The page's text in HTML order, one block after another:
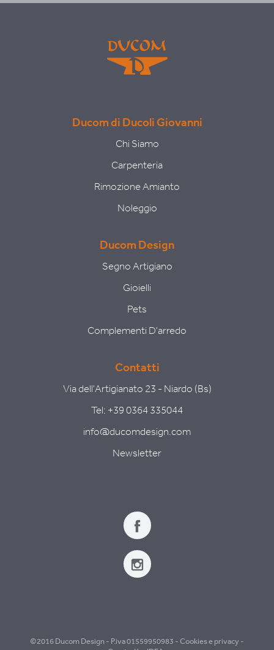
Ducomdi Ducoli Giovanni
Chi Siamo
Carpenteria
Rimozione Amianto
Noleggio
Ducom Design
Segno Artigiano
Gioielli
Pets
Complementi D'arredo
Contatti
Via dell'Artigianato 23 - Niardo (Bs)
Tel: +39 0364 335044
info@ducomdesign.com
Newsletter
©2016 Ducom Design - P.iva 01559950983 -Cookies e privacy -